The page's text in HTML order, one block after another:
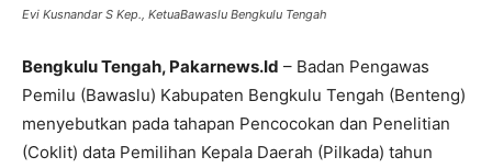
Evi Kusnandar S Kep., KetuaBawaslu Bengkulu Tengah
Bengkulu Tengah, Pakarnews.Id – Badan Pengawas
Pemilu (Bawaslu) Kabupaten Bengkulu Tengah (Benteng)
menyebutkan pada tahapan Pencocokan dan Penelitian
(Coklit) data Pemilihan Kepala Daerah (Pilkada) tahun